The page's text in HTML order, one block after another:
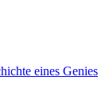
eines Genies